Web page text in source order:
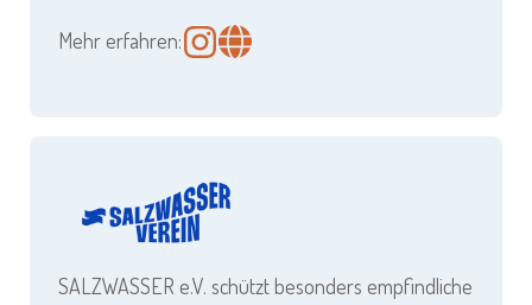
Mehr erfahren:
SALZWASSER e.V. schützt besonders empfindliche